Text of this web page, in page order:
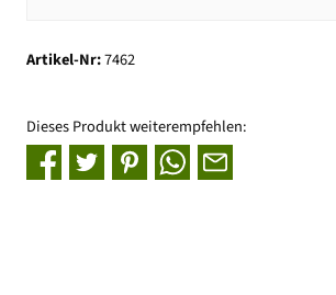
Artikel-Nr:7462
Dieses Produkt weiterempfehlen: